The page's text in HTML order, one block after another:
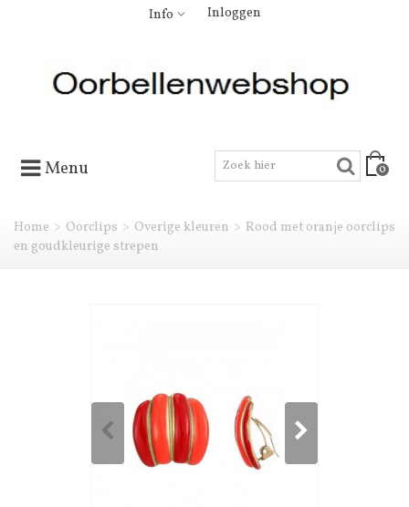
Info Inloggen
Menu 0
Home > Oorclips > Overige kleuren > Rood met oranje oorclips
en goudkleurige strepen